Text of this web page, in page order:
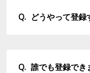
どうやって登録
誰でも登録でき